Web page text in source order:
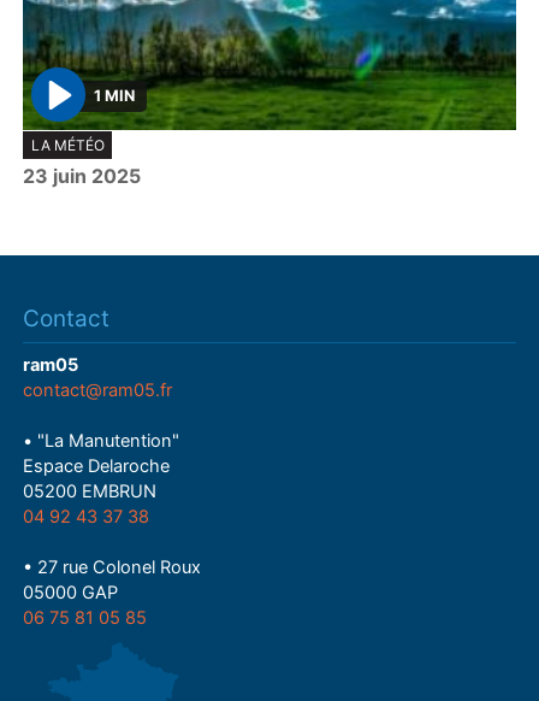
P
l
a
1 MIN
LA MÉTÉO
23 juin 2025
Contact
ram05
contact@ram05.fr
• "La Manutention"
Espace Delaroche
05200 EMBRUN
04 92 43 37 38
• 27 rue Colonel Roux
05000 GAP
06 75 81 05 85